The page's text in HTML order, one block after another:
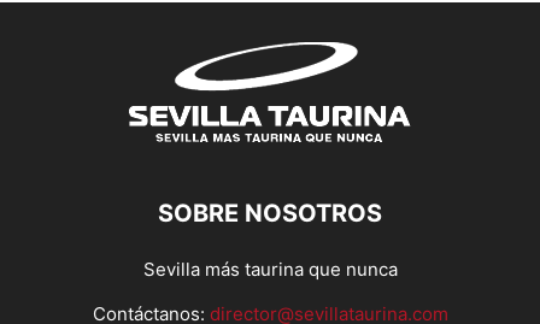
SOBRE NOSOTROS
Sevilla más taurina que nunca
Contáctanos: director@sevillataurina.com